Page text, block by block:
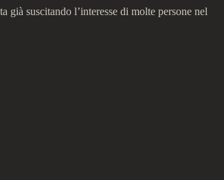
suscitando l’interesse di molte persone nel